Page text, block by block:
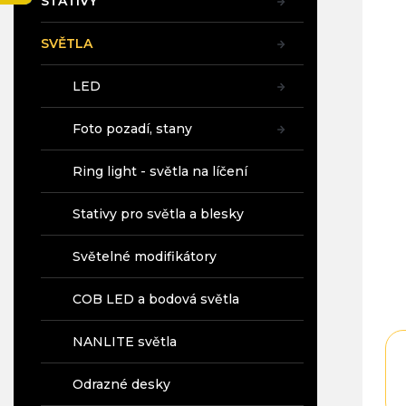
SVĚTLA
LED
Foto pozadí, stany
Ring light - světla na líčení
Stativy pro světla a blesky
Světelné modifikátory
COB LED a bodová světla
NANLITE světla
Odrazné desky